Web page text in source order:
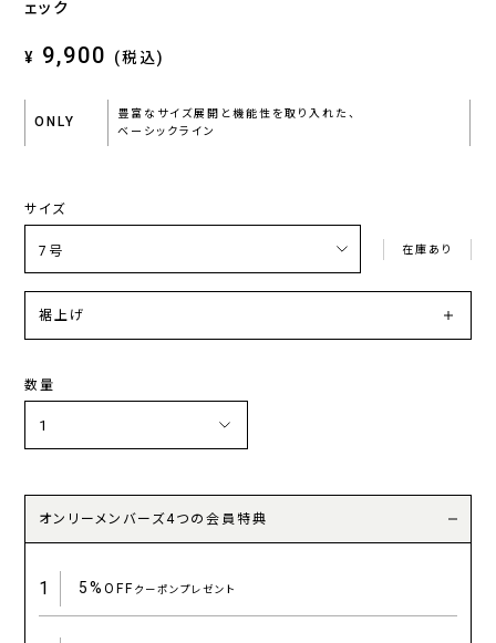
ェック
¥ 9,900 (税込)
ONLY
豊富なサイズ展開と機能性を取り入れた、
ベーシックライン
サイズ
在庫あり
裾上げ
数量
オンリーメンバーズ4つの会員特典
1 5%OFFクーポンプレゼント